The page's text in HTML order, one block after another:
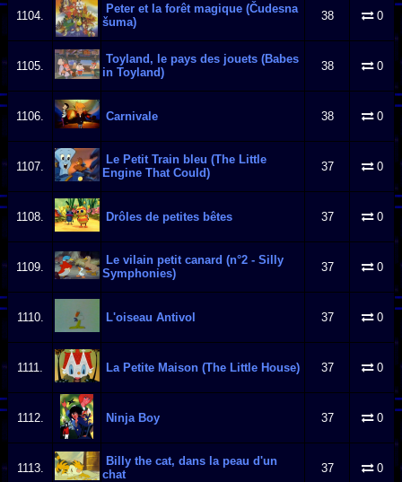
1104.
Peter et la forêt magique (Čudesna
šuma)
38 0
1105.
Toyland, le pays des jouets (Babes
in Toyland)
38 0
1106. Carnivale 38 0
1107.
Le Petit Train bleu (The Little
Engine That Could)
37 0
1108. Drôles de petites bêtes 37 0
1109.
Le vilain petit canard (n°2 - Silly
Symphonies)
37 0
1110. L'oiseau Antivol 37 0
1111. La Petite Maison (The Little House) 37 0
1112. Ninja Boy 37 0
1113.
Billy the cat, dans la peau d'un
chat
37 0